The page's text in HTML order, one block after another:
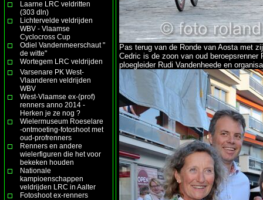
Laarne LRC veldritten
(303 dln)
Lichtervelde veldrijden
WBV - Vlaamse
Cyclocross Cup
Odiel Vandenmeerschaut "
de witte"
Wortegem LRC veldrijden
Varsenare PK West-
Vlaanderen veldrijden
WBV
West-Vlaamse ex-(prof)
renners anno 2014 -
Herken je ze nog ?
Wielermuseum Roeselare
-ontmoeting-fotoshoot met
oud-profrenners
Renners en andere
wielerfiguren die het voor
bekeken houden
Nationale
kampioenschappen
veldrijden LRC in Aalter
Fotoshoot ex-renners
Pas terug van de Ronde van Aosta met
Cedric is de zoon van oud beroepsrenner
ploegleider Rudi Vandenheede en